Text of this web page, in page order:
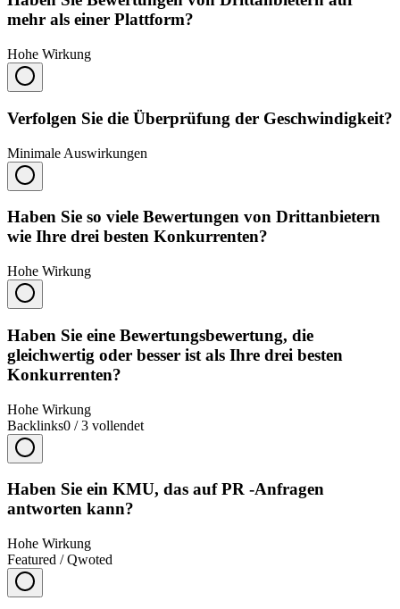
mehr als einer Plattform?
Hohe Wirkung
Verfolgen Sie die Überprüfung der Geschwindigkeit?
Minimale Auswirkungen
Haben Sie so viele Bewertungen von Drittanbietern
wie Ihre drei besten Konkurrenten?
Hohe Wirkung
Haben Sie eine Bewertungsbewertung, die
gleichwertig oder besser ist als Ihre drei besten
Konkurrenten?
Hohe Wirkung
Backlinks0 / 3 vollendet
Haben Sie ein KMU, das auf PR -Anfragen
antworten kann?
Hohe Wirkung
Featured / Qwoted